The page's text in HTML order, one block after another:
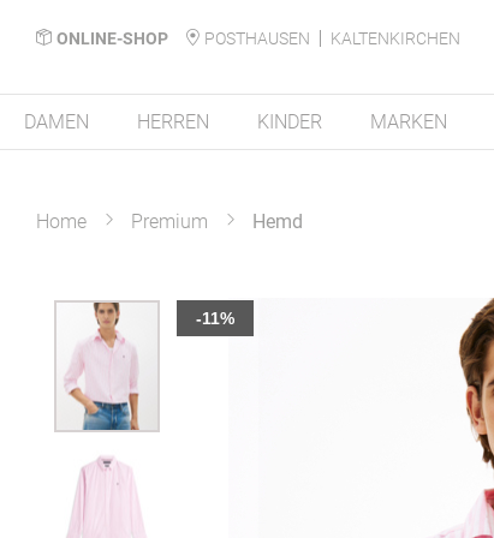
ONLINE-SHOP POSTHAUSEN
KALTENKIRCHEN
DAMEN HERREN KINDER MARKEN
Home Premium Hemd
Zum
Bildergalerie
springen
-11%